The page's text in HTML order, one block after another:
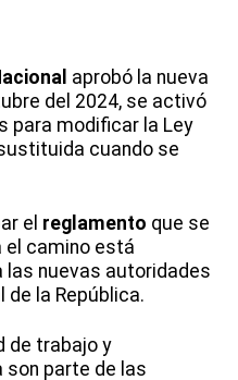
aprobó la nueva
del 2024, se activó
para modificar la Ley
cuando se
el reglamento que se
el camino está
las nuevas autoridades
de la República.
de trabajo y
parte de las